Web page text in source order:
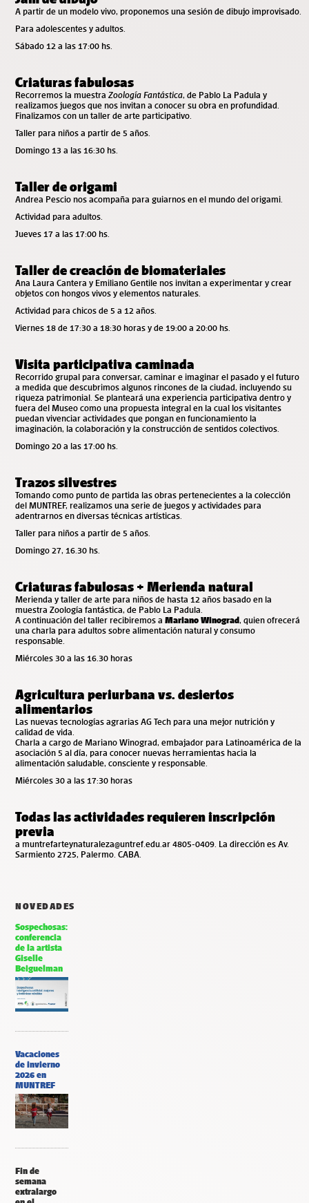
A partir de un modelo vivo, proponemos una sesión de dibujo improvisado.
Para adolescentes y adultos.
Sábado 12 a las 17:00 hs.
Criaturas fabulosas
Recorremos la muestra Zoología Fantástica, de Pablo La Padula y
realizamos juegos que nos invitan a conocer su obra en profundidad.
Finalizamos con un taller de arte participativo.
Taller para niños a partir de 5 años.
Domingo 13 a las 16:30 hs.
Taller de origami
Andrea Pescio nos acompaña para guiarnos en el mundo del origami.
Actividad para adultos.
Jueves 17 a las 17:00 hs.
Taller de creación de biomateriales
Ana Laura Cantera y Emiliano Gentile nos invitan a experimentar y crear
objetos con hongos vivos y elementos naturales.
Actividad para chicos de 5 a 12 años.
Viernes 18 de 17:30 a 18:30 horas y de 19:00 a 20:00 hs.
Visita participativa caminada
Recorrido grupal para conversar, caminar e imaginar el pasado y el futuro
a medida que descubrimos algunos rincones de la ciudad, incluyendo su
riqueza patrimonial. Se planteará una experiencia participativa dentro y
fuera del Museo como una propuesta integral en la cual los visitantes
puedan vivenciar actividades que pongan en funcionamiento la
imaginación, la colaboración y la construcción de sentidos colectivos.
Domingo 20 a las 17:00 hs.
Trazos silvestres
Tomando como punto de partida las obras pertenecientes a la colección
del MUNTREF, realizamos una serie de juegos y actividades para
adentrarnos en diversas técnicas artísticas.
Taller para niños a partir de 5 años.
Domingo 27, 16.30 hs.
Criaturas fabulosas + Merienda natural
Merienda y taller de arte para niños de hasta 12 años basado en la
muestra Zoología fantástica, de Pablo La Padula.
A continuación del taller recibiremos a Mariano Winograd, quien ofrecerá
una charla para adultos sobre alimentación natural y consumo
responsable.
Miércoles 30 a las 16.30 horas
Agricultura periurbana vs. desiertos
alimentarios
Las nuevas tecnologías agrarias AG Tech para una mejor nutrición y
calidad de vida.
Charla a cargo de Mariano Winograd, embajador para Latinoamérica de la
asociación 5 al día, para conocer nuevas herramientas hacia la
alimentación saludable, consciente y responsable.
Miércoles 30 a las 17:30 horas
Todas las actividades requieren inscripción
previa
a muntrefarteynaturaleza@untref.edu.ar 4805-0409. La dirección es Av.
Sarmiento 2725, Palermo. CABA.
NOVEDADES
Sospechosas:
conferencia
de la artista
Giselle
Beiguelman
Vacaciones
de invierno
2026 en
MUNTREF
Fin de
semana
extralargo